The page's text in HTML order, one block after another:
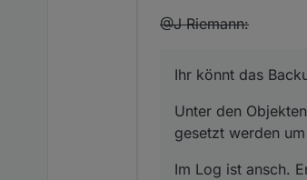
@J Riemann:
Ihr könnt das
Unter den
gesetzt werden
Im Log ist ansch.